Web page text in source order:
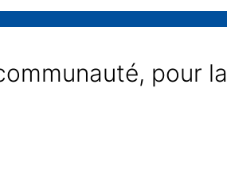
pour la